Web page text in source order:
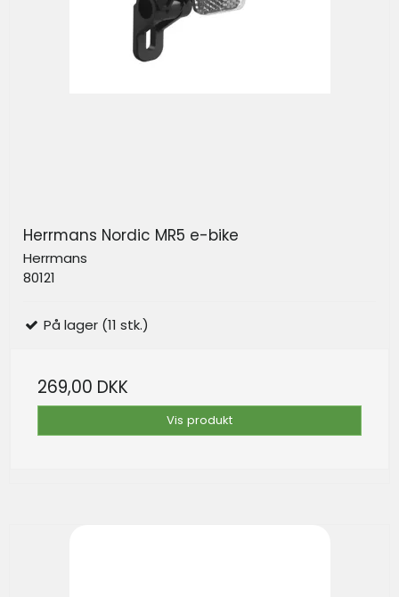
Herrmans Nordic MR5 e-bike
Herrmans
80121
På lager (11 stk.)
269,00 DKK
Vis produkt